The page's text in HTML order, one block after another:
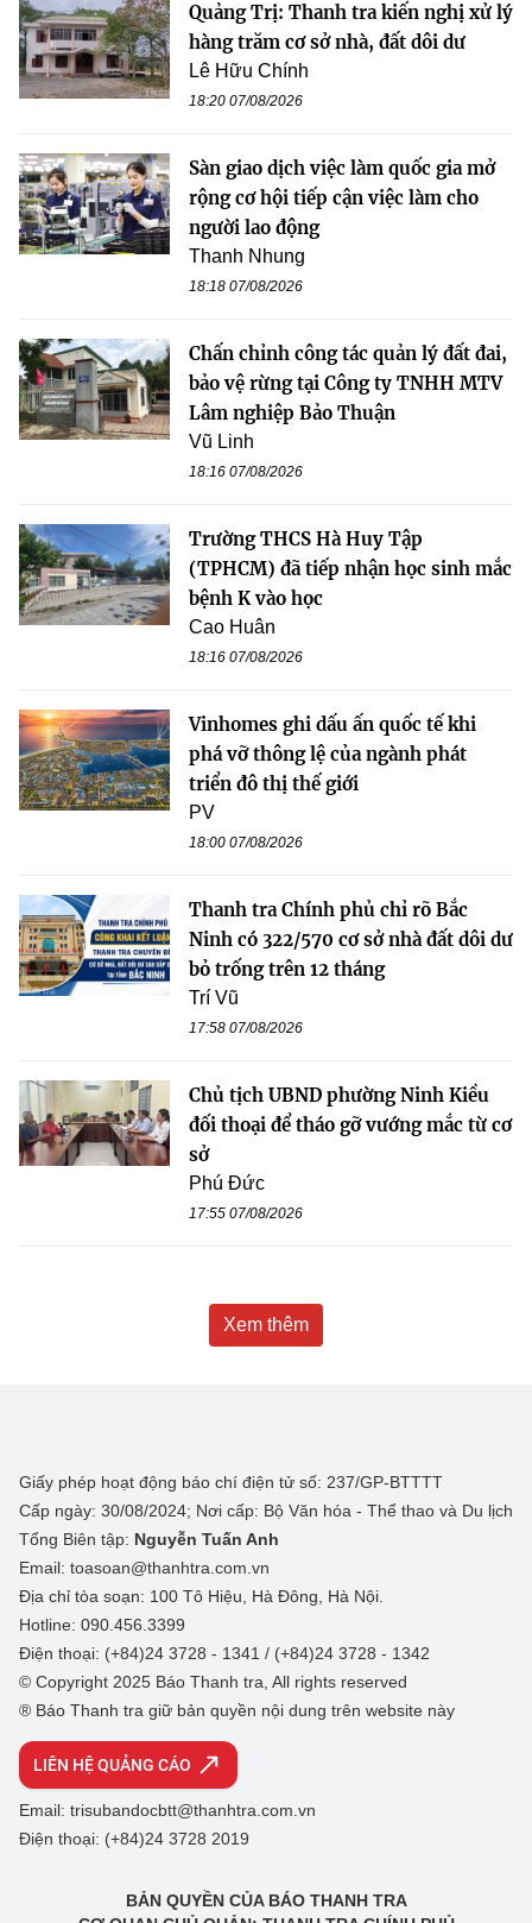
Quảng Trị: Thanh tra kiến nghị xử lý
hàng trăm cơ sở nhà, đất dôi dư
Lê Hữu Chính
18:20 07/08/2026
Sàn giao dịch việc làm quốc gia mở
rộng cơ hội tiếp cận việc làm cho
người lao động
Thanh Nhung
18:18 07/08/2026
Chấn chỉnh công tác quản lý đất đai,
bảo vệ rừng tại Công ty TNHH MTV
Lâm nghiệp Bảo Thuận
Vũ Linh
18:16 07/08/2026
Trường THCS Hà Huy Tập
(TPHCM) đã tiếp nhận học sinh mắc
bệnh K vào học
Cao Huân
18:16 07/08/2026
Vinhomes ghi dấu ấn quốc tế khi
phá vỡ thông lệ của ngành phát
triển đô thị thế giới
PV
18:00 07/08/2026
Thanh tra Chính phủ chỉ rõ Bắc
Ninh có 322/570 cơ sở nhà đất dôi dư
bỏ trống trên 12 tháng
Trí Vũ
17:58 07/08/2026
Chủ tịch UBND phường Ninh Kiều
đối thoại để tháo gỡ vướng mắc từ cơ
sở
Phú Đức
17:55 07/08/2026
Xem thêm
Giấy phép hoạt động báo chí điện tử số: 237/GP-BTTTT
Cấp ngày: 30/08/2024; Nơi cấp: Bộ Văn hóa - Thể thao và Du lịch
Tổng Biên tập: Nguyễn Tuấn Anh
Email: toasoan@thanhtra.com.vn
Địa chỉ tòa soạn: 100 Tô Hiệu, Hà Đông, Hà Nội.
Hotline: 090.456.3399
Điện thoại: (+84)24 3728 - 1341 / (+84)24 3728 - 1342
© Copyright 2025 Báo Thanh tra, All rights reserved
® Báo Thanh tra giữ bản quyền nội dung trên website này
LIÊN HỆ QUẢNG CÁO
Email: trisubandocbtt@thanhtra.com.vn
Điện thoại: (+84)24 3728 2019
BẢN QUYỀN CỦA BÁO THANH TRA